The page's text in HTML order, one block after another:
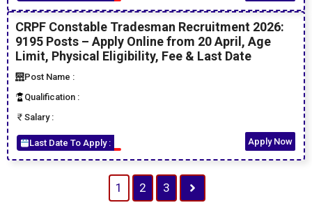
CRPF Constable Tradesman Recruitment 2026:
9195 Posts – Apply Online from 20 April, Age
Limit, Physical Eligibility, Fee & Last Date
Post Name :
Qualification :
Salary :
Last Date To Apply : Apply Now
1 2 3